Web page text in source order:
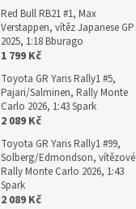
Red Bull RB21 #1, Max
Verstappen, vítěz Japanese GP
2025, 1:18 Bburago
1 799 Kč
Toyota GR Yaris Rally1 #5,
Pajari/Salminen, Rally Monte
Carlo 2026, 1:43 Spark
2 089 Kč
Toyota GR Yaris Rally1 #99,
Solberg/Edmondson, vítězové
Rally Monte Carlo 2026, 1:43
Spark
2 089 Kč